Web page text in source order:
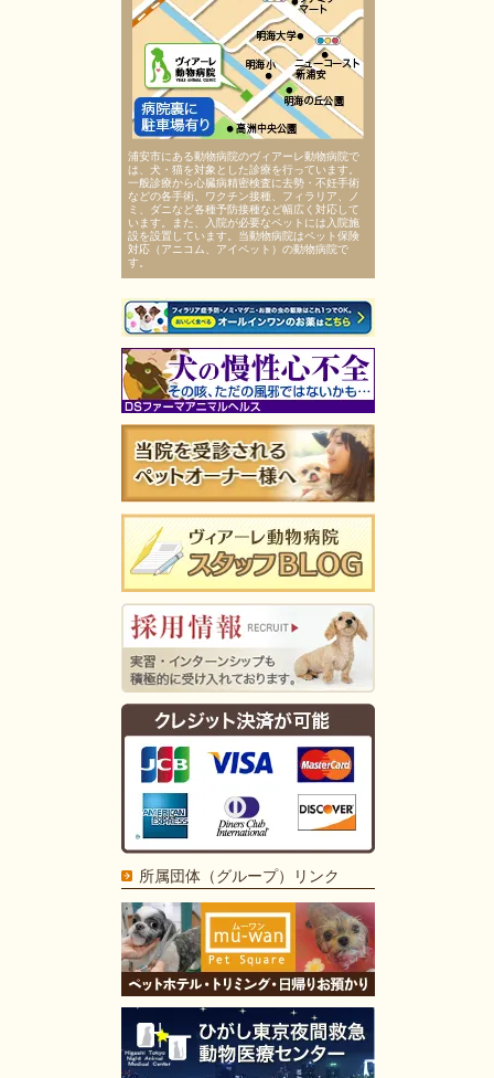
浦安市にある動物病院のヴィアーレ動物病院で
は、犬・猫を対象とした診療を行っています。
一般診療から心臓病精密検査に去勢・不妊手術
などの各手術、ワクチン接種、フィラリア、ノ
ミ、ダニなど各種予防接種など幅広く対応して
います。また、入院が必要なペットには入院施
設を設置しています。当動物病院はペット保険
対応（アニコム、アイペット）の動物病院で
す。
所属団体（グループ）リンク